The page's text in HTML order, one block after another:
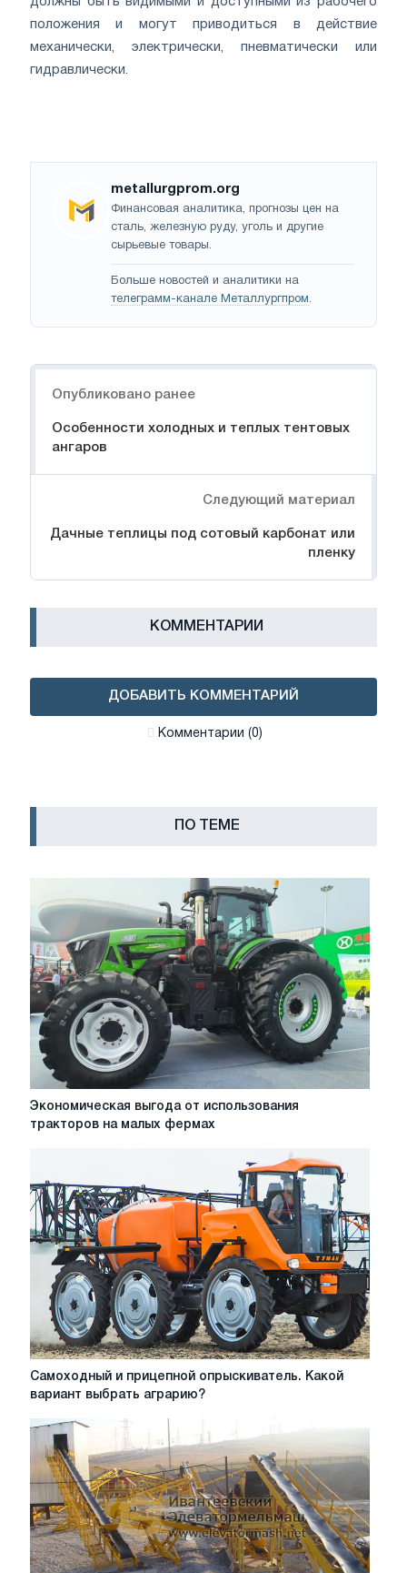
положения и могут приводиться в действие
механически, электрически, пневматически или
гидравлически.
metallurgprom.org
Финансовая аналитика, прогнозы цен на
сталь, железную руду, уголь и другие
сырьевые товары.
Больше новостей и аналитики на
телеграмм-канале Металлургпром.
Опубликовано ранее
Особенности холодных и теплых тентовых
ангаров
Следующий материал
Дачные теплицы под сотовый карбонат или
пленку
КОММЕНТАРИИ
ДОБАВИТЬ КОММЕНТАРИЙ
Комментарии (0)
ПО ТЕМЕ
Экономическая
на
малых
фермах
Экономическая выгода от использования
тракторов на малых фермах
Самоходный
опрыскиватель.
Какой
вариант
выбрать
аграрию?
Самоходный и прицепной опрыскиватель. Какой
вариант выбрать аграрию?